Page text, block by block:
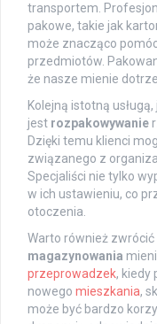
transportem.
pakowe, takie jak
może znacząco
przedmiotów.
że nasze mienie
Kolejną istotną
jest rozpakowywanie
Dzięki temu klienci
związanego z
Specjaliści nie tylko
w ich ustawieniu, co
otoczenia.
Warto również
magazynowania
przeprowadzek, kiedy
nowego mieszkania,
może być bardzo